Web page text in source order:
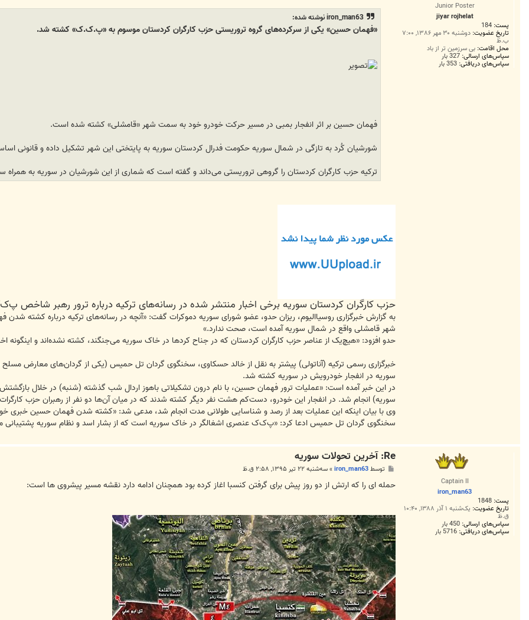
Junior Poster
jiyar rojhelat
پست: 184
تاریخ عضویت: دوشنبه ۳۰ مهر ۱۳۸۶, ۷:۰۰
ب.ظ
محل اقامت: بی سرزمین تر از باد
سپاس‌های ارسالی: 327 بار
سپاس‌های دریافتی: 353 بار
iron_man63 نوشته شده:
«فهمان حسین» یکی از سرکرده‌های گروه تروریستی حزب کارگران کردستان موسوم به «پ.ک.ک» کشته شد.
فهمان حسین بر اثر انفجار بمبی در مسیر حرکت خودرو خود به سمت شهر «قامشلی» کشته شده است.
شورشیان کُرد به تازگی در شمال سوریه حکومت فدرال کردستان سوریه به پایتختی این شهر تشکیل داده و قانونی
ترکیه حزب کارگران کردستان را گروهی تروریستی می‌داند و گفته است که شماری از این شورشیان در سوریه به
حزب کارگران کردستان سوریه برخی اخبار منتشر شده در رسانه‌های ترکیه درباره ترور رهبر شاخص
به گزارش خبرگزاری روسیاالیوم، ریزان حدو، عضو شورای سوریه دموکرات گفت: «آنچه در رسانه‌های ترکیه درباره کشته
شهر قامشلی واقع در شمال سوریه آمده است، صحت ندارد.»
حدو افزود: «هیچ‌یک از عناصر حزب کارگران کردستان که در جناح کردها در خاک سوریه می‌جنگند، کشته نشده‌اند و اینگونه
خبرگزاری رسمی ترکیه (آناتولی) پیشتر به نقل از خالد حسکاوی، سخنگوی گردان تل حمیس (یکی از گردان‌های معارض
سوریه در انفجار خودرویش در سوریه کشته شد.
در این خبر آمده است: «عملیات ترور فهمان حسین، با نام درون تشکیلاتی باهوز اردال شب گذشته (شنبه) در خلال
سوریه) انجام شد. در انفجار این خودرو، دست‌کم هشت نفر دیگر کشته شدند که در میان آن‌ها دو نفر از رهبران حزب
وی با بیان اینکه این عملیات بعد از رصد و شناسایی طولانی مدت انجام شد، مدعی شد: «کشته شدن فهمان حسین خبری
سخنگوی گردان تل حمیس ادعا کرد: «پ‌ک‌ک عنصری اشغالگر در خاک سوریه است که از بشار اسد و نظام سوریه پشتیبانی
Captain II
iron_man63
پست: 1848
تاریخ عضویت: یک‌شنبه ۱ آذر ۱۳۸۸, ۱۰:۴۰
ق.ظ
سپاس‌های ارسالی: 450 بار
سپاس‌های دریافتی: 5716 بار
Re: آخرين تحولات سوريه
ت
توسطiron_man63
»سه‌شنبه ۲۲ تیر ۱۳۹۵, ۲:۵۸ ق.ظ
حمله ای را که ارتش از دو روز پیش برای گرفتن کنسبا اغاز کرده بود همچنان ادامه دارد نقشه مسیر پیشروی ها است: